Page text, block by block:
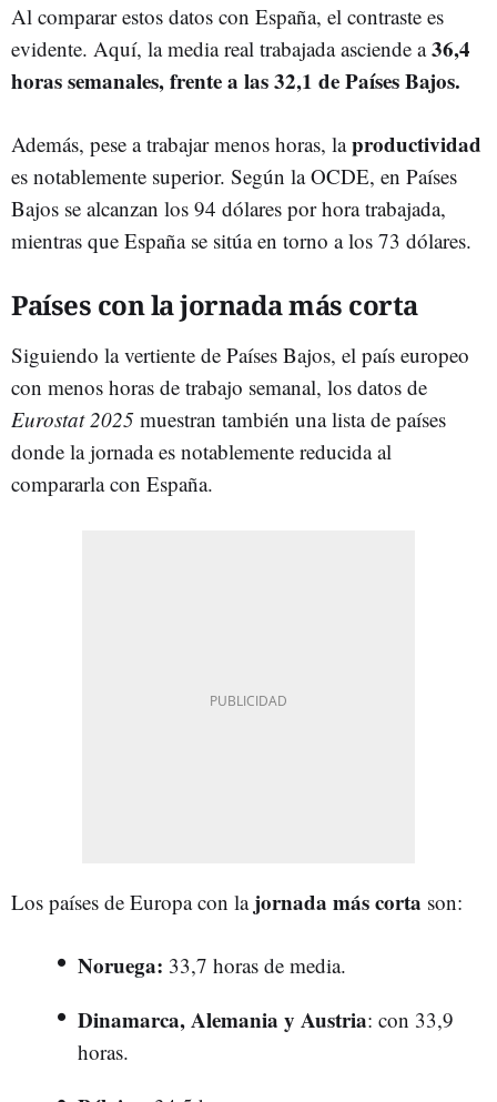
Al comparar estos datos con España, el contraste es
evidente. Aquí, la media real trabajada asciende a36,4
horas semanales, frente a las 32,1 de Países Bajos.
Además, pese a trabajar menos horas, laproductividad
es notablemente superior. Según la OCDE, en Países
Bajos se alcanzan los 94 dólares por hora trabajada,
mientras que España se sitúa en torno a los 73 dólares.
Países con la jornada más corta
Siguiendo la vertiente de Países Bajos, el país europeo
con menos horas de trabajo semanal, los datos de
Eurostat 2025 muestran también una lista de países
donde la jornada es notablemente reducida al
compararla con España.
Los países de Europa con lajornada más corta son:
Noruega: 33,7 horas de media.
Dinamarca, Alemania y Austria: con 33,9
horas.